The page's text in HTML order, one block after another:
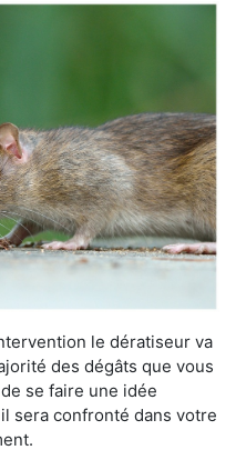
le dératiseur va
des dégâts que vous
se faire une idée
sera confronté dans votre